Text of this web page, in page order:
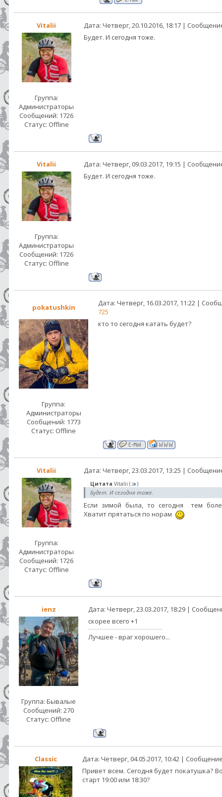
Vitalii Дата: Четверг, 20.10.2016, 18:17 |
Группа:
Администраторы
Сообщений: 1726
Статус: Offline
Будет. И сегодня тоже.
Vitalii Дата: Четверг, 09.03.2017, 19:15 |
Группа:
Администраторы
Сообщений: 1726
Статус: Offline
Будет. И сегодня тоже.
pokatushkin
Дата: Четверг, 16.03.2017, 11:22 |
725
Группа:
Администраторы
Сообщений: 1773
Статус: Offline
кто то сегодня катать будет?
Vitalii Дата: Четверг, 23.03.2017, 13:25 |
Группа:
Администраторы
Сообщений: 1726
Статус: Offline
Цитата Vitalii ( )
Будет. И сегодня тоже.
Если зимой была, то сегодня тем
Хватит прятаться по норам
ienz Дата: Четверг, 23.03.2017, 18:29 |
Группа: Бывалые
Сообщений: 270
Статус: Offline
скорее всего +1
Лучшее - враг хорошего...
Classic
Дата: Четверг, 04.05.2017, 10:42 |
Привет всем. Сегодня будет покатушка?
старт 19:00 или 18:30?